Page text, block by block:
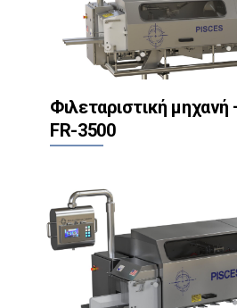
Φιλεταριστική μηχανή
FR-3500